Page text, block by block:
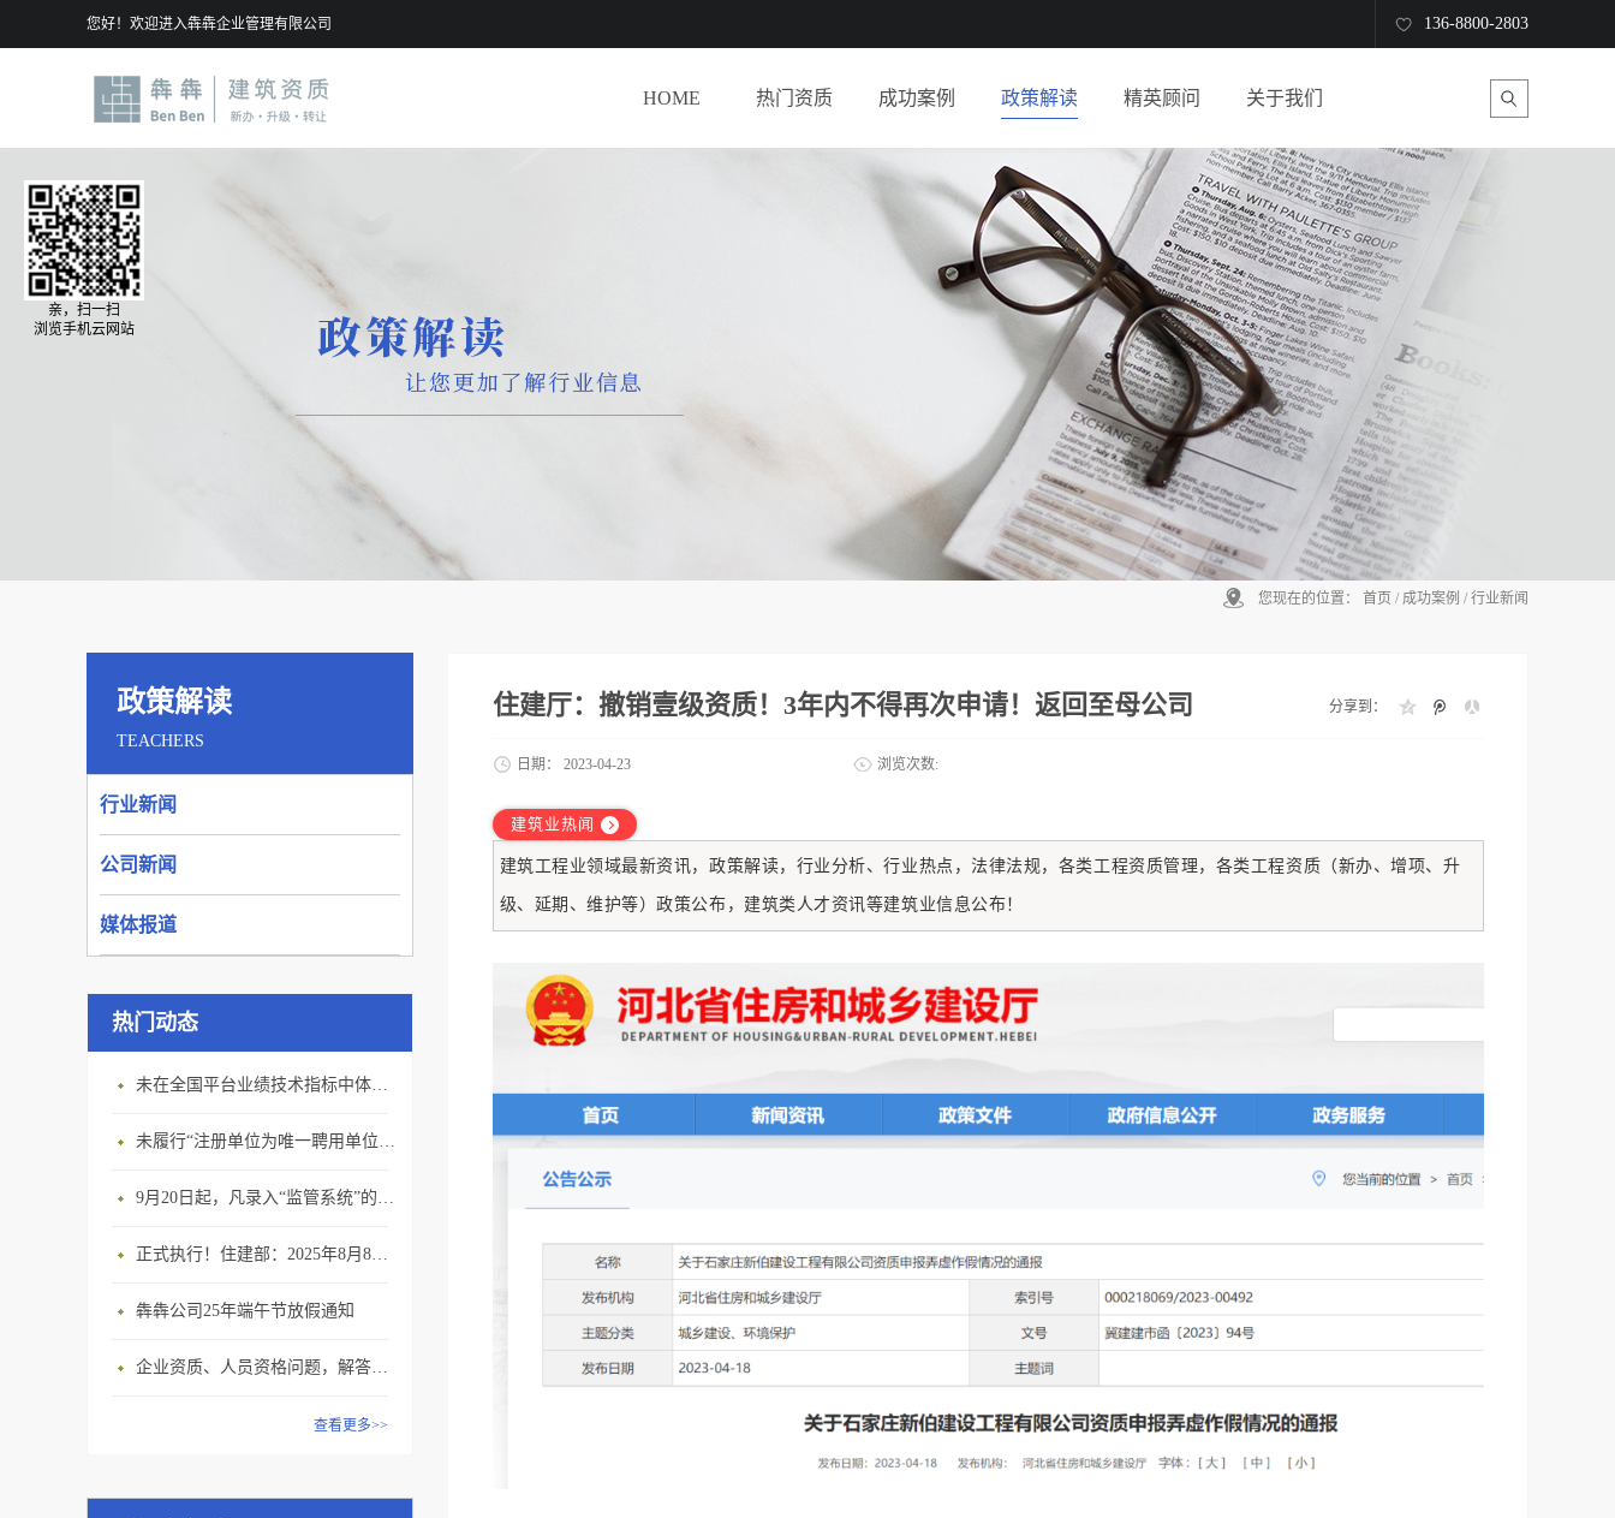
您好！欢迎进入犇犇企业管理有限公司 136-8800-2803
HOME 热门资质 成功案例 政策解读 精英顾问 关于我们
您现在的位置： 首页 / 成功案例 / 行业新闻
政策解读
TEACHERS
行业新闻
公司新闻
媒体报道
热门动态
未在全国平台业绩技术指标中体现个人角色的业绩，在资质审查时不作为有效业绩认定！
未履行“注册单位为唯一聘用单位”的承诺，撤销注册许可，三年内不得再次申请建造师注册
9月20日起，凡录入“监管系统”的建造师、职称人员，均需上传社保缴纳凭证！
正式执行！住建部：2025年8月8日起，建筑市政工程全面禁止9项技术！
犇犇公司25年端午节放假通知
企业资质、人员资格问题，解答来了
查看更多>>
住建厅：撤销壹级资质！3年内不得再次申请！返回至母公司
日期： 2023-04-23 浏览次数:
分享到：
建筑业热闻
建筑工程业领域最新资讯，政策解读，行业分析、行业热点，法律法规，各类工程资质管理，各类工程资质（新办、增项、升
级、延期、维护等）政策公布，建筑类人才资讯等建筑业信息公布！
亲，扫一扫
浏览手机云网站